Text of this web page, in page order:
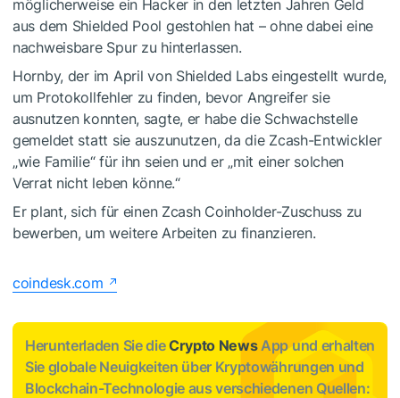
möglicherweise ein Hacker in den letzten Jahren Geld
aus dem Shielded Pool gestohlen hat – ohne dabei eine
nachweisbare Spur zu hinterlassen.
Hornby, der im April von Shielded Labs eingestellt wurde,
um Protokollfehler zu finden, bevor Angreifer sie
ausnutzen konnten, sagte, er habe die Schwachstelle
gemeldet statt sie auszunutzen, da die Zcash-Entwickler
„wie Familie“ für ihn seien und er „mit einer solchen
Verrat nicht leben könne.“
Er plant, sich für einen Zcash Coinholder-Zuschuss zu
bewerben, um weitere Arbeiten zu finanzieren.
coindesk.com
Herunterladen Sie dieCrypto NewsApp und erhalten
Sie globale Neuigkeiten über Kryptowährungen und
Blockchain-Technologie aus verschiedenen Quellen: